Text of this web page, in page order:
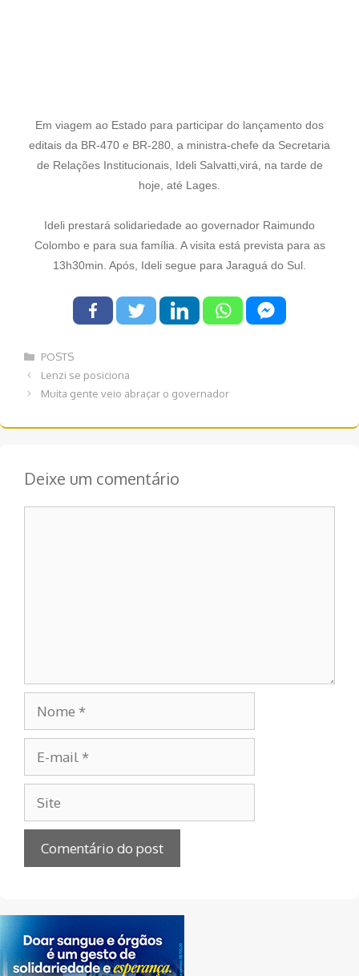
Em viagem ao Estado para participar do lançamento dos
editais da BR-470 e BR-280, a ministra-chefe da Secretaria
de Relações Institucionais, Ideli Salvatti,virá, na tarde de
hoje, até Lages.
Ideli prestará solidariedade ao governador Raimundo
Colombo e para sua família. A visita está prevista para as
13h30min. Após, Ideli segue para Jaraguá do Sul.
Categorias
POSTS
Navegação
Lenzi se posiciona
Muita gente veio abraçar o governador
Deixe um comentário
mail